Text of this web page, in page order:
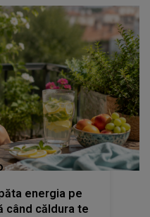
energia pe
când căldura te